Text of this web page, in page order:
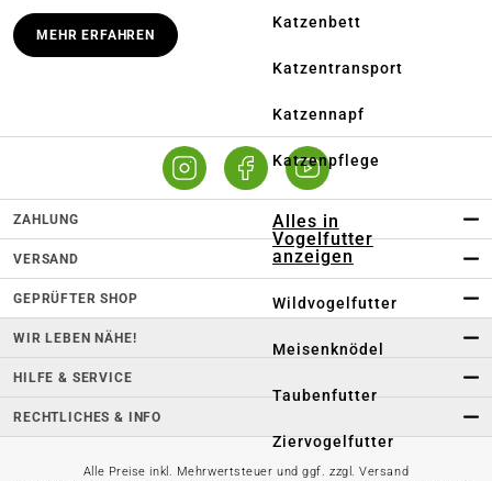
Katzenbett
Katzentransport
Katzennapf
Katzenpflege
Alles in
Vogelfutter
anzeigen
Wildvogelfutter
Meisenknödel
Taubenfutter
Ziervogelfutter
MEHR ERFAHREN
ZAHLUNG
VERSAND
GEPRÜFTER SHOP
WIR LEBEN NÄHE!
HILFE & SERVICE
RECHTLICHES & INFO
Alle Preise inkl. Mehrwertsteuer und ggf. zzgl. Versand